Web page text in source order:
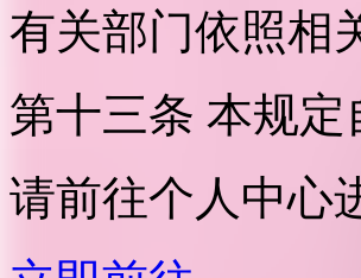
有关部门依照相
第十三条 本规定
请前往个人中心